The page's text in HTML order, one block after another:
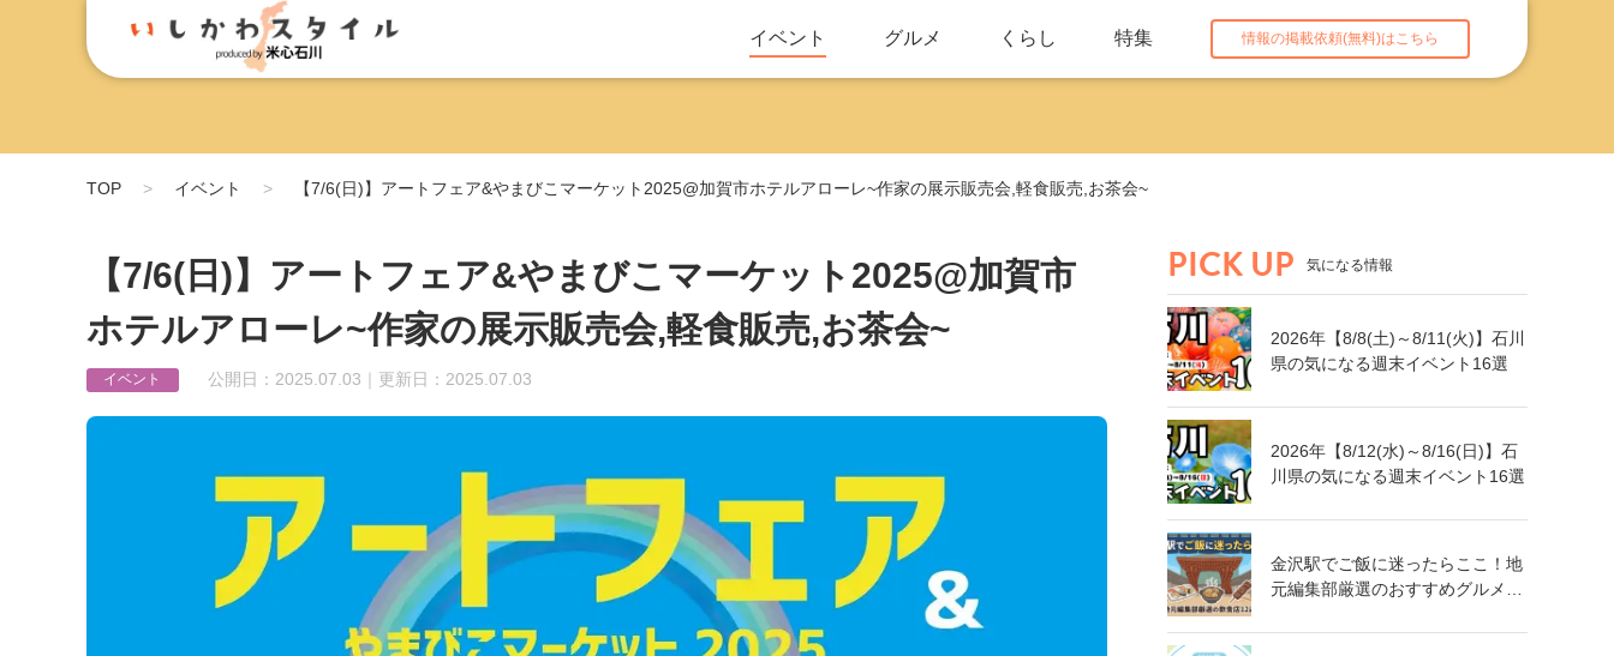
イベント グルメ くらし 特集 情報の掲載依頼(無料)はこちら
TOP イベント 【7/6(日)】アートフェア&やまびこマーケット2025@加賀市ホテルアローレ~作家の展示販売会,軽食販売,お茶会~
【7/6(日)】アートフェア&やまびこマーケット2025@加賀市
ホテルアローレ~作家の展示販売会,軽食販売,お茶会~
イベント 公開日：2025.07.03｜更新日：2025.07.03
PICK UP 気になる情報
2026年【8/8(土)～8/11(火)】石川
県の気になる週末イベント16選
2026年【8/12(水)～8/16(日)】石
川県の気になる週末イベント16選
金沢駅でご飯に迷ったらここ！地
元編集部厳選のおすすめグルメ・
応】